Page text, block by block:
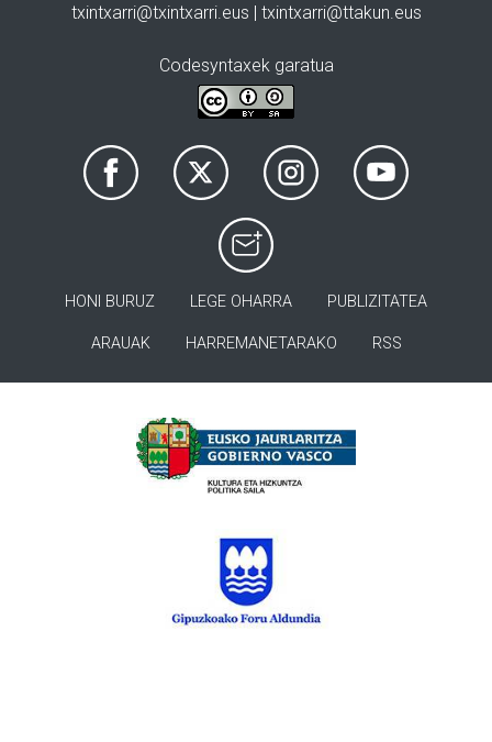
txintxarri@txintxarri.eus | txintxarri@ttakun.eus
Codesyntaxek garatua
HONI BURUZ LEGE OHARRA PUBLIZITATEA
ARAUAK HARREMANETARAKO RSS